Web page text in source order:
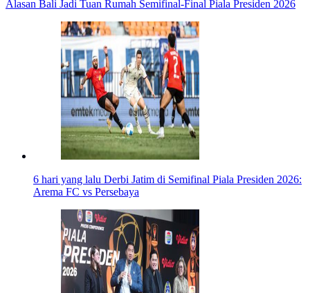
Alasan Bali Jadi Tuan Rumah Semifinal-Final Piala Presiden 2026
6 hari yang lalu Derbi Jatim di Semifinal Piala Presiden 2026:
Arema FC vs Persebaya